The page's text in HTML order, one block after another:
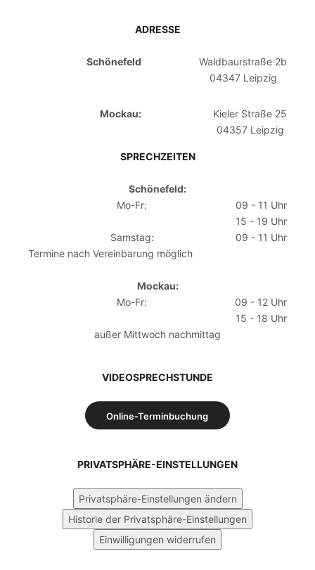
ADRESSE
Schönefeld
Waldbaurstraße 2b
04347 Leipzig
Mockau:
Kieler Straße 25
04357 Leipzig
SPRECHZEITEN
Schönefeld:
Mo-Fr:
09 - 11 Uhr
15 - 19 Uhr
Samstag:
09 - 11 Uhr
Termine nach Vereinbarung möglich
Mockau:
Mo-Fr:
09 - 12 Uhr
15 - 18 Uhr
außer Mittwoch nachmittag
VIDEOSPRECHSTUNDE
Online-Terminbuchung
PRIVATSPHÄRE-EINSTELLUNGEN
Privatsphäre-Einstellungen ändern
Historie der Privatsphäre-Einstellungen
Einwilligungen widerrufen